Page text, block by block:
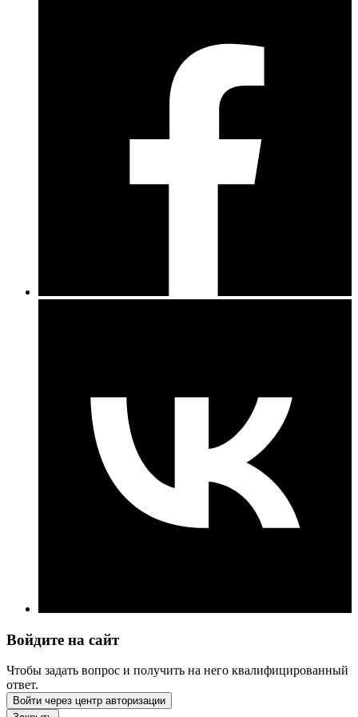
Войдите на сайт
Чтобы задать вопрос и получить на него квалифицированный
ответ.
Войти через центр авторизации